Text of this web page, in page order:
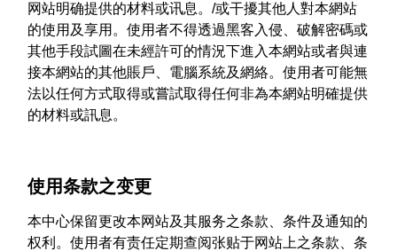
网站明确提供的材料或讯息。/或干擾其他人對本網站
的使用及享用。使用者不得透過黑客入侵、破解密碼或
其他手段試圖在未經許可的情況下進入本網站或者與連
接本網站的其他賬戶、電腦系統及網絡。使用者可能無
法以任何方式取得或嘗試取得任何非為本網站明確提供
的材料或訊息。
使用条款之变更
本中心保留更改本网站及其服务之条款、条件及通知的
权利。使用者有责任定期查阅张贴于网站上之条款、条